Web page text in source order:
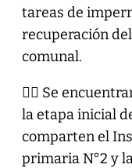
tareas de
recuperación
comunal.
👷‍♂️ Se
la etapa inicial
comparten el
primaria N°2 y